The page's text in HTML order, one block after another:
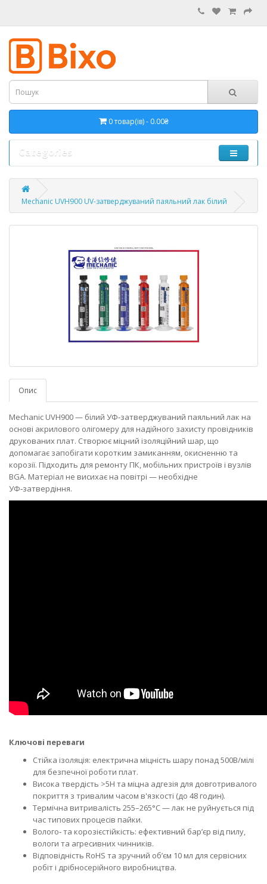
0 товар(ів) - 0.00₴
Categories
Mechanic UVH900 UV-затверджуваний паяльний лак білий
Опис
Mechanic UVH900 — білий УФ‑затверджуваний паяльний лак на
основі акрилового олігомеру для надійного захисту провідників
друкованих плат. Створює міцний ізоляційний шар, що
допомагає запобігати коротким замиканням, окисненню та
корозії. Підходить для ремонту ПК, мобільних пристроїв і вузлів
BGA. Матеріал не висихає на повітрі — необхідне
УФ‑затвердіння.
Ключові переваги
Стійка ізоляція: електрична міцність шару понад 500В/мілі
для безпечної роботи плат.
Висока твердість >5H та міцна адгезія для довготривалого
покриття з тривалим часом в'язкості (до 48 годин).
Термічна витривалість 255–265°C — лак не руйнується під
час типових процесів пайки.
Волого‑ та корозієстійкість: ефективний бар’єр від пилу,
вологи та агресивних чинників.
Відповідність RoHS та зручний об’єм 10 мл для сервісних
робіт і дрібносерійного виробництва.